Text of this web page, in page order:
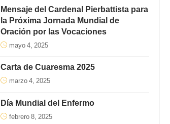
Mensaje del Cardenal Pierbattista para
la Próxima Jornada Mundial de
Oración por las Vocaciones
mayo 4, 2025
Carta de Cuaresma 2025
marzo 4, 2025
Día Mundial del Enfermo
febrero 8, 2025